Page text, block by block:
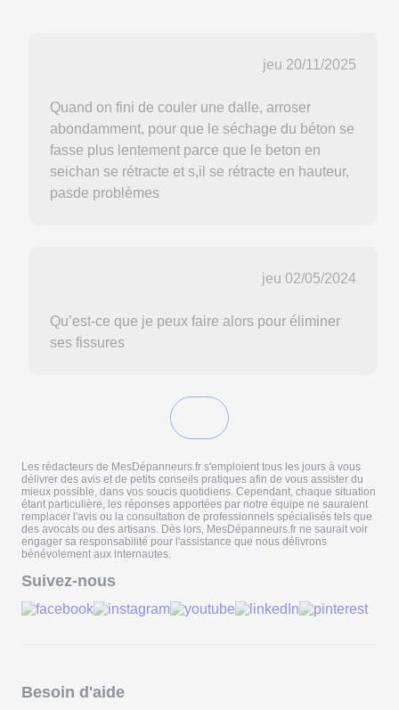
jeu 20/11/2025
Quand on fini de couler une dalle, arroser
abondamment, pour que le séchage du béton se
fasse plus lentement parce que le beton en
seichan se rétracte et s,il se rétracte en hauteur,
pasde problèmes
jeu 02/05/2024
Qu’est-ce que je peux faire alors pour éliminer
ses fissures
Les rédacteurs de MesDépanneurs.fr s'emploient tous les jours à vous
délivrer des avis et de petits conseils pratiques afin de vous assister du
mieux possible, dans vos soucis quotidiens. Cependant, chaque situation
étant particulière, les réponses apportées par notre équipe ne sauraient
remplacer l'avis ou la consultation de professionnels spécialisés tels que
des avocats ou des artisans. Dès lors, MesDépanneurs.fr ne saurait voir
engager sa responsabilité pour l'assistance que nous délivrons
bénévolement aux internautes.
Suivez-nous
Besoin d'aide